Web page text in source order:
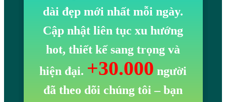
dài đẹp mới nhất mỗi ngày.
Cập nhật liên tục xu hướng
hot, thiết kế sang trọng và
hiện đại. +30.000 người
đã theo dõi chúng tôi – bạn